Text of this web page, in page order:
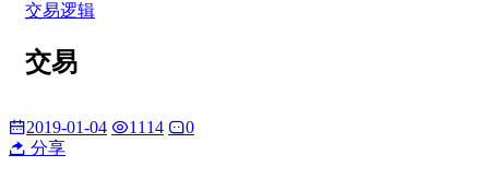
交易逻辑
交易
2019-01-04 1114
0
分享